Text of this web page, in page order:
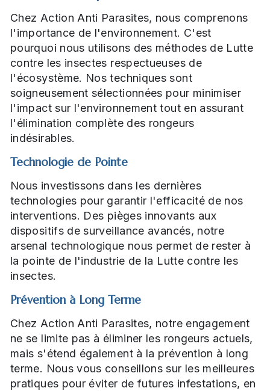
Chez Action Anti Parasites, nous comprenons
l'importance de l'environnement. C'est
pourquoi nous utilisons des méthodes de Lutte
contre les insectes respectueuses de
l'écosystème. Nos techniques sont
soigneusement sélectionnées pour minimiser
l'impact sur l'environnement tout en assurant
l'élimination complète des rongeurs
indésirables.
Technologie de Pointe
Nous investissons dans les dernières
technologies pour garantir l'efficacité de nos
interventions. Des pièges innovants aux
dispositifs de surveillance avancés, notre
arsenal technologique nous permet de rester à
la pointe de l'industrie de la Lutte contre les
insectes.
Prévention à Long Terme
Chez Action Anti Parasites, notre engagement
ne se limite pas à éliminer les rongeurs actuels,
mais s'étend également à la prévention à long
terme. Nous vous conseillons sur les meilleures
pratiques pour éviter de futures infestations, en